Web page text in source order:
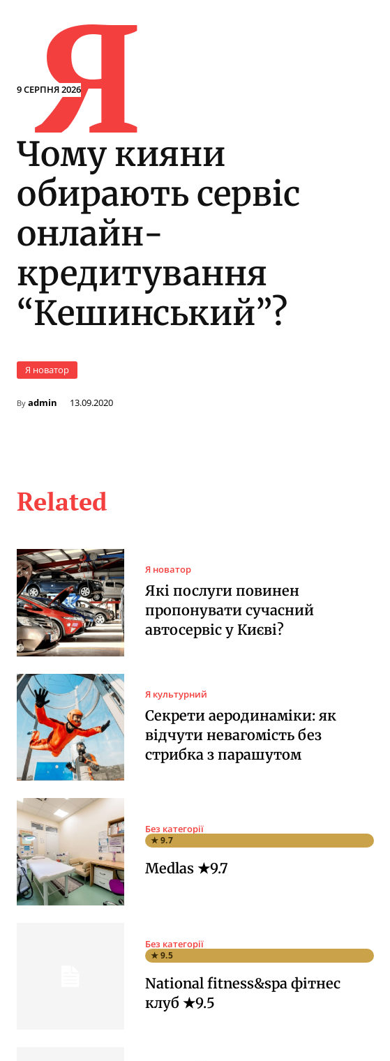
9 СЕРПНЯ 2026
Я
Чому кияни
обирають сервіс
онлайн-
кредитування
“Кешинський”?
Я новатор
By admin 13.09.2020
Related
Я новатор
Які послуги повинен
пропонувати сучасний
автосервіс у Києві?
Я культурний
Секрети аеродинаміки: як
відчути невагомість без
стрибка з парашутом
Без категорії
★ 9.7
Medlas ★9.7
Без категорії
★ 9.5
National fitness&spa фітнес
клуб ★9.5